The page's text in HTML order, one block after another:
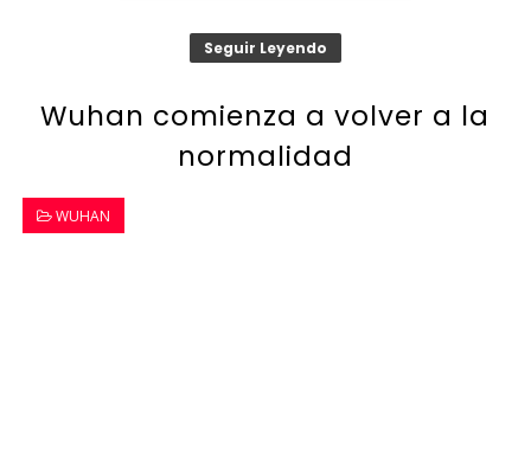
Seguir Leyendo
Wuhan comienza a volver a la
normalidad
WUHAN